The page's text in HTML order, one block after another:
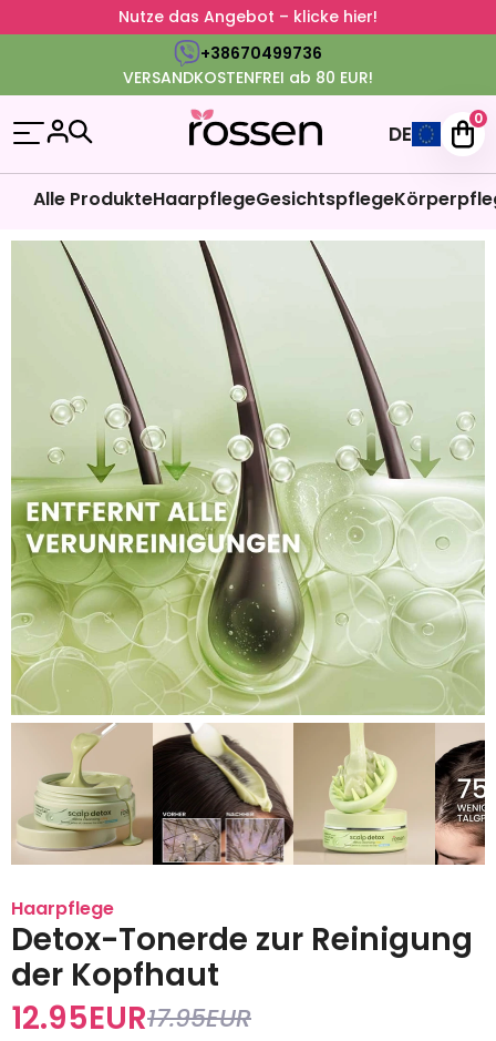
Nutze das Angebot – klicke hier!
+38670499736
VERSANDKOSTENFREI ab 80 EUR!
DE
0
Alle ProdukteHaarpflegeGesichtspflege
Haarpflege
Detox-Tonerde zur Reinigung
der Kopfhaut
12.95EUR17.95EUR